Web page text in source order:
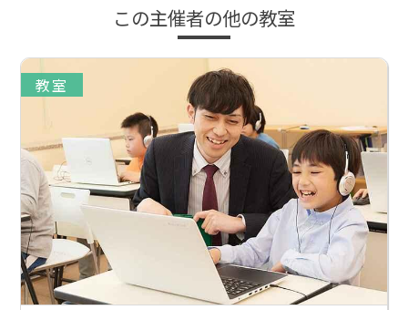
この主催者の他の教室
教室